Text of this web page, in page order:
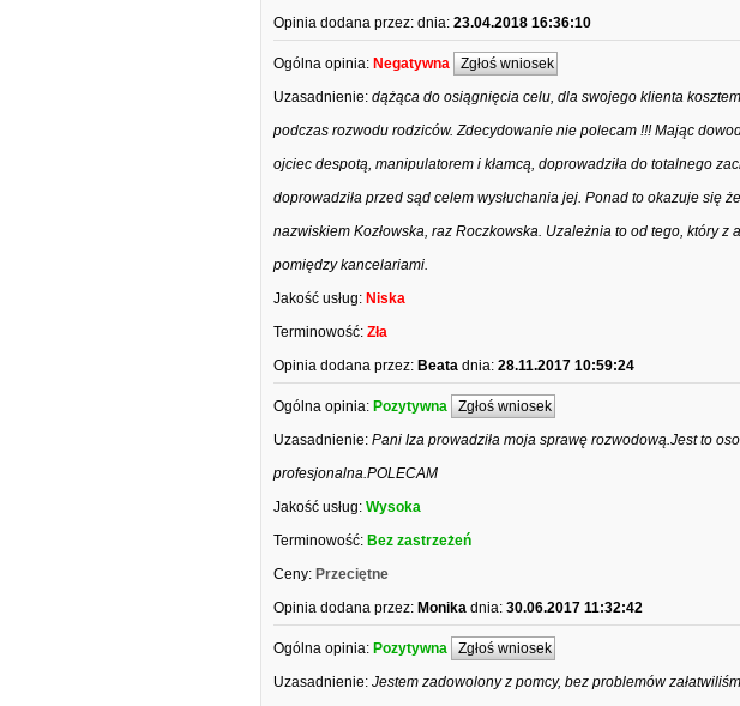
Opinia dodana przez: dnia: 23.04.2018 16:36:10
Ogólna opinia: Negatywna Zgłoś wniosek
Uzasadnienie: dążąca do osiągnięcia celu, dla swojego klienta
podczas rozwodu rodziców. Zdecydowanie nie polecam !!! Mając
ojciec despotą, manipulatorem i kłamcą, doprowadziła do totalnego
doprowadziła przed sąd celem wysłuchania jej. Ponad to okazuje się
nazwiskiem Kozłowska, raz Roczkowska. Uzależnia to od tego, który
pomiędzy kancelariami.
Jakość usług: Niska
Terminowość: Zła
Opinia dodana przez: Beata dnia: 28.11.2017 10:59:24
Ogólna opinia: Pozytywna Zgłoś wniosek
Uzasadnienie: Pani Iza prowadziła moja sprawę rozwodową.Jest to
profesjonalna.POLECAM
Jakość usług: Wysoka
Terminowość: Bez zastrzeżeń
Ceny: Przeciętne
Opinia dodana przez: Monika dnia: 30.06.2017 11:32:42
Ogólna opinia: Pozytywna Zgłoś wniosek
Uzasadnienie: Jestem zadowolony z pomcy, bez problemów